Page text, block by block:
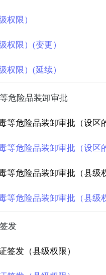
权限）
权限）(变更）
权限）(延续）
危险品装卸审批
等危险品装卸审批（设区
等危险品装卸审批（设区
等危险品装卸审批（县级
等危险品装卸审批（县级
发
签发（县级权限）